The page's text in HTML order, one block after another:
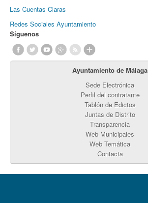
Las Cuentas Claras
Redes Sociales Ayuntamiento
Síguenos
Ayuntamiento de Málaga
Sede Electrónica
Perfil del contratante
Tablón de Edictos
Juntas de Distrito
Transparencia
Web Municipales
Web Temática
Contacta